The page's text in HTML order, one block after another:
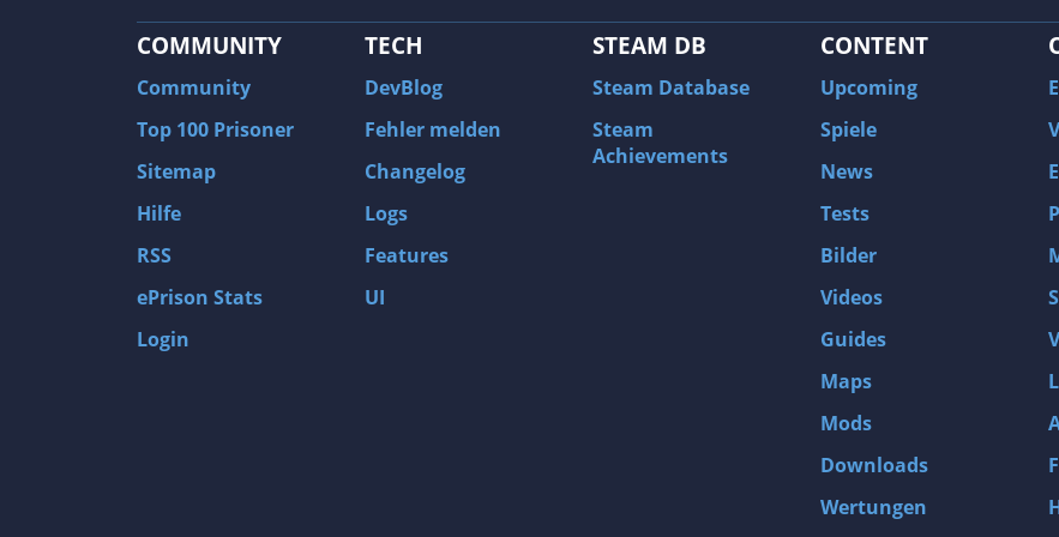
COMMUNITY
Community
Top 100 Prisoner
Sitemap
Hilfe
RSS
ePrison Stats
Login
TECH
DevBlog
Fehler melden
Changelog
Logs
Features
UI
STEAM DB
Steam Database
Steam
Achievements
CONTENT
Upcoming
Spiele
News
Tests
Bilder
Videos
Guides
Maps
Mods
Downloads
Wertungen